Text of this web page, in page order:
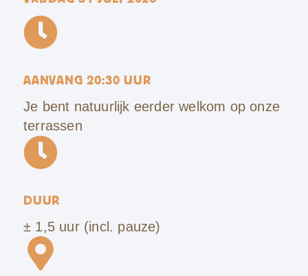
AANVANG 20:30 UUR
Je bent natuurlijk eerder welkom op onze
terrassen
DUUR
± 1,5 uur (incl. pauze)